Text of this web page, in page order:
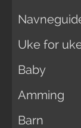
Uke for
Baby
Amming
Barn